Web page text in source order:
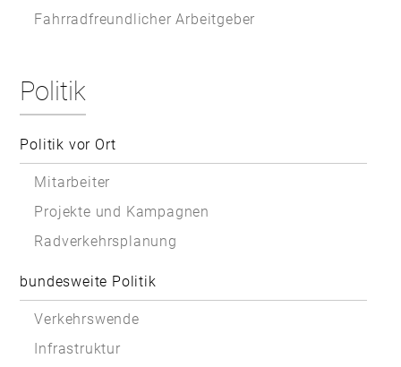
Fahrradfreundlicher Arbeitgeber
Politik
Politik vor Ort
Mitarbeiter
Projekte und Kampagnen
Radverkehrsplanung
bundesweite Politik
Verkehrswende
Infrastruktur